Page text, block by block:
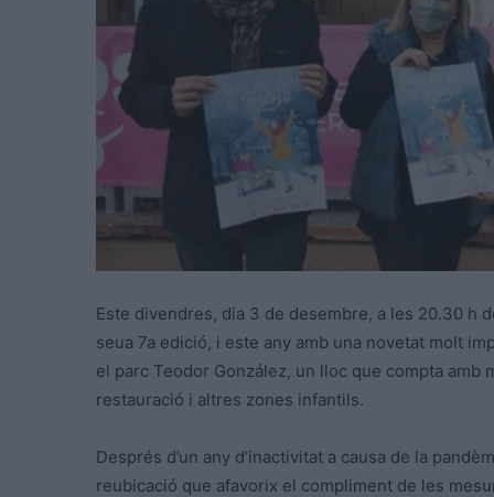
Este divendres, dia 3 de desembre, a les 20.30 h
seua 7a edició, i este any amb una novetat molt
el parc Teodor González, un lloc que compta
restauració i altres zones infantils.
Després d’un any d’inactivitat a causa de la
reubicació que afavorix el compliment de les